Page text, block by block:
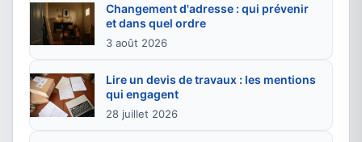
Changement d'adresse : qui prévenir
et dans quel ordre
3 août 2026
Lire un devis de travaux : les mentions
qui engagent
28 juillet 2026